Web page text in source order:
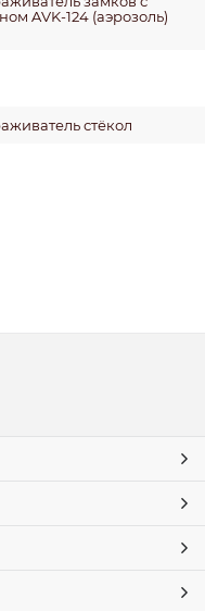
AVK-124 (аэрозоль)
стёкол